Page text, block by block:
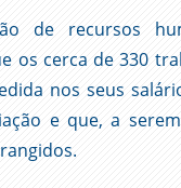
de recursos
os cerca de 330
nos seus
e que, a